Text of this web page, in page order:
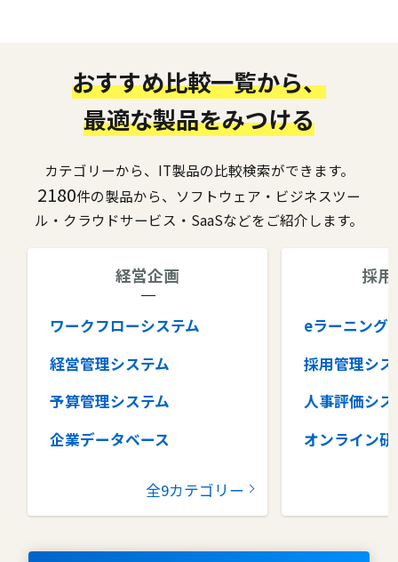
おすすめ比較一覧から、
最適な製品をみつける
カテゴリーから、IT製品の比較検索ができます。
2180件の製品から、ソフトウェア・ビジネスツー
ル・クラウドサービス・SaaSなどをご紹介します。
経営企画
ワークフローシステム
経営管理システム
予算管理システム
企業データベース
コラボレーションツール
ナレッジマネジメントツール
全9カテゴリー
採
eラーニング
採用管理シス
人事評価シス
オンライン研
タレントマ